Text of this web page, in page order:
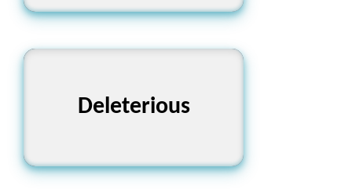
Deleterious
ক্ষতিকর